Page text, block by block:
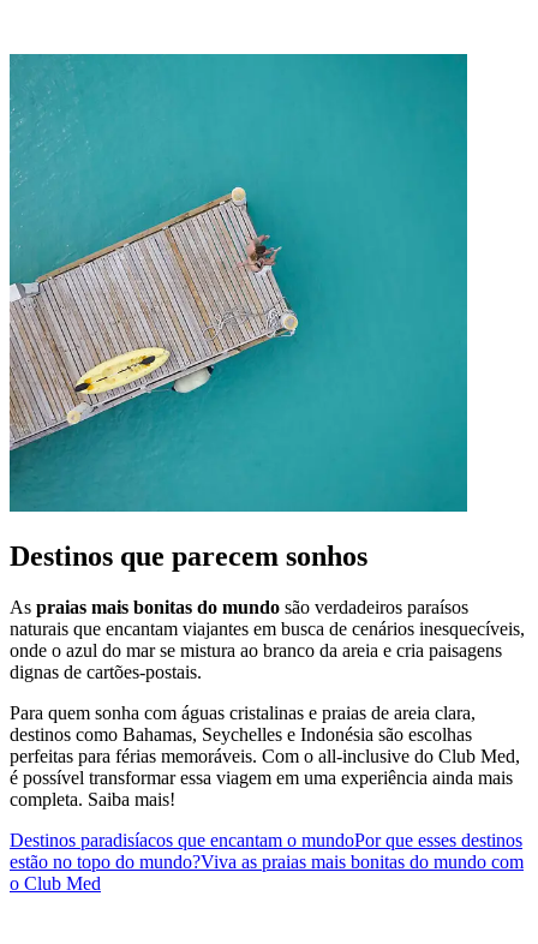
Destinos que parecem sonhos
As praias mais bonitas do mundo são verdadeiros paraísos
naturais que encantam viajantes em busca de cenários inesquecíveis,
onde o azul do mar se mistura ao branco da areia e cria paisagens
dignas de cartões-postais.
Para quem sonha com águas cristalinas e praias de areia clara,
destinos como Bahamas, Seychelles e Indonésia são escolhas
perfeitas para férias memoráveis. Com o all-inclusive do Club Med,
é possível transformar essa viagem em uma experiência ainda mais
completa. Saiba mais!
Destinos paradisíacos que encantam o mundoPor que esses destinos
estão no topo do mundo?Viva as praias mais bonitas do mundo com
o Club Med